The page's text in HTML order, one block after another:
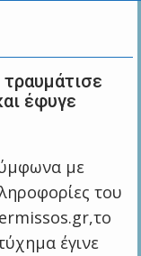
έφυγε
με
του
έγινε